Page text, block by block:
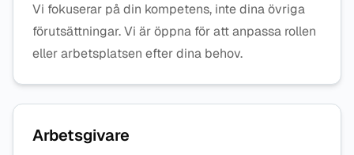
Vi fokuserar på din kompetens, inte dina övriga
förutsättningar. Vi är öppna för att anpassa rollen
eller arbetsplatsen efter dina behov.
Arbetsgivare